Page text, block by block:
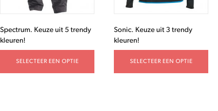
Spectrum. Keuze uit 5 trendy
kleuren!
SELECTEER EEN OPTIE
Sonic. Keuze uit 3 trendy
kleuren!
SELECTEER EEN OPTIE